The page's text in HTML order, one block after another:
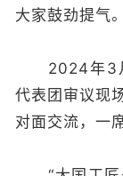
大家鼓劲提气。
2024年3月
代表团审议现
对面交流，一